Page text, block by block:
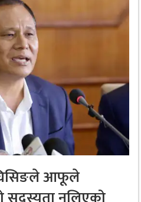
प्रहरी कार्यालय,मोरङको
लागि नरिवल पानी पिउनु हुन
शाखाको शुभारम्भ कार्य
आफूले